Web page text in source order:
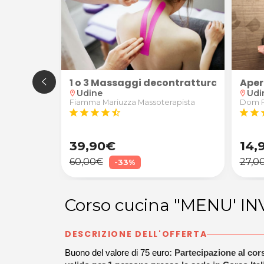
da Elite della Bellezza a Udine
Ventre 1 o 3 Massaggi decontratturanti/
location_on Udine
Fiamma Mariuzza Massoterapista
star star star star star_half
39,90€
60,00€ -33%
location_on
Dom
star star
Corso cucina "MENU'
DESCRIZIONE DELL'OFFERTA
Buono del valore di 75 euro: Partecipazione al